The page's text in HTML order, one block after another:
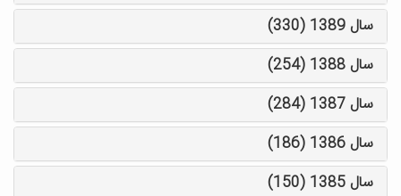
سال 1389 (330)
سال 1388 (254)
سال 1387 (284)
سال 1386 (186)
سال 1385 (150)